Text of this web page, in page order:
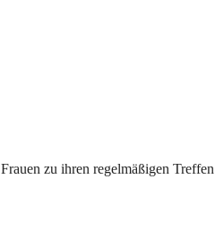
zu ihren regelmäßigen